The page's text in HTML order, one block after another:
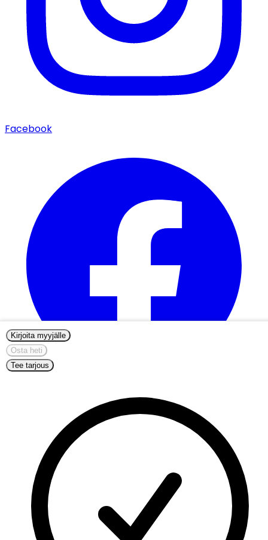
Kirjoita myyjälle
Osta heti
Tee tarjous
Facebook
info@nordicmugs.com
+45 53 80 69 43
Meistä
Ilmoitukset
Aloita myynti
Muumimukit
Fazer-muumimuki